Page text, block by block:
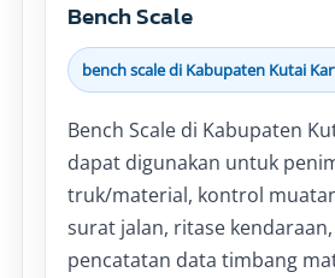
Bench Scale
bench scale di Kabupaten Kutai
Bench Scale di Kabupaten
dapat digunakan untuk
truk/material, kontrol
surat jalan, ritase
pencatatan data timbang